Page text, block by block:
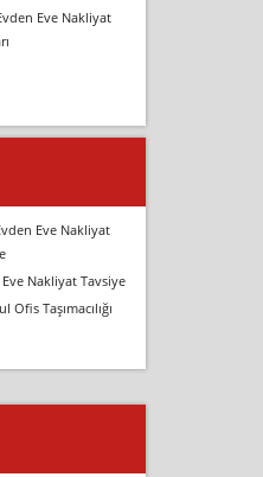
Eve Nakliyat
Eve Nakliyat
Nakliyat Tavsiye
Ofis Taşımacılığı